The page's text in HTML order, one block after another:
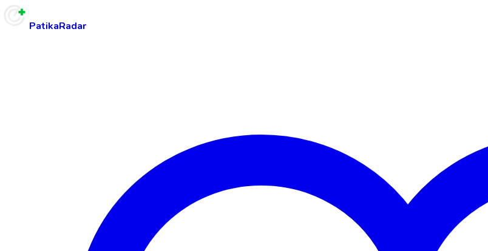
PatikaRadar